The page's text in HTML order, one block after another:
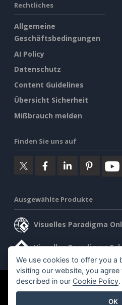
Rechtliches
Allgemeine
Geschäftsbedingungen
AI Policy
Datenschutz
Content Guidelines
Übersicht Sicherheit
Mißbrauch melden
Finden Sie uns auf
Ausgewählte Produkte
Visuelles Paradigma
Visuelles Paradigma
©2026 by Visual Paradigm. Alle
We use cookies to offer you a
visiting our website, you
described in our Cookie Policy.
OK